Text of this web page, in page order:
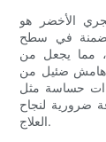
الأخضر هو
في سطح
مما يجعل من
هامش ضئيل من
حساسة مثل
ضرورية لنجاح
العلاج.